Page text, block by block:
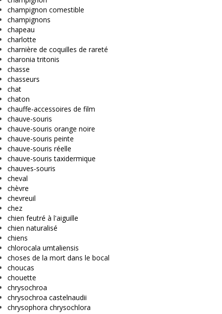
champignon comestible
champignons
chapeau
charlotte
charnière de coquilles de rareté
charonia tritonis
chasse
chasseurs
chat
chaton
chauffe-accessoires de film
chauve-souris
chauve-souris orange noire
chauve-souris peinte
chauve-souris réelle
chauve-souris taxidermique
chauves-souris
cheval
chèvre
chevreuil
chez
chien feutré à l'aiguille
chien naturalisé
chiens
chlorocala umtaliensis
choses de la mort dans le bocal
choucas
chouette
chrysochroa
chrysochroa castelnaudii
chrysophora chrysochlora